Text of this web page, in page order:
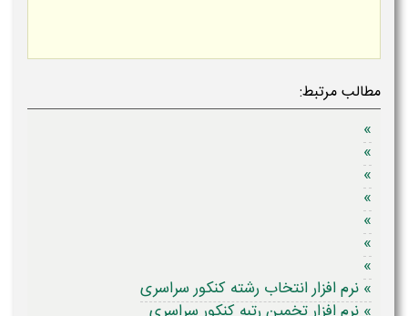
مطالب مرتبط:
»
»
»
»
»
»
»
» نرم افزار انتخاب رشته کنکور سراسری